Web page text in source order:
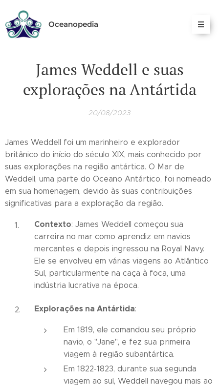
Oceanopedia
James Weddell e suas
explorações na Antártida
20/08/2023
James Weddell foi um marinheiro e explorador
britânico do início do século XIX, mais conhecido por
suas explorações na região antártica. O Mar de
Weddell, uma parte do Oceano Antártico, foi nomeado
em sua homenagem, devido às suas contribuições
significativas para a exploração da região.
Contexto: James Weddell começou sua
carreira no mar como aprendiz em navios
mercantes e depois ingressou na Royal Navy.
Ele se envolveu em várias viagens ao Atlântico
Sul, particularmente na caça à foca, uma
indústria lucrativa na época.
Explorações na Antártida:
Em 1819, ele comandou seu próprio
navio, o "Jane", e fez sua primeira
viagem à região subantártica.
Em 1822-1823, durante sua segunda
viagem ao sul, Weddell navegou mais ao